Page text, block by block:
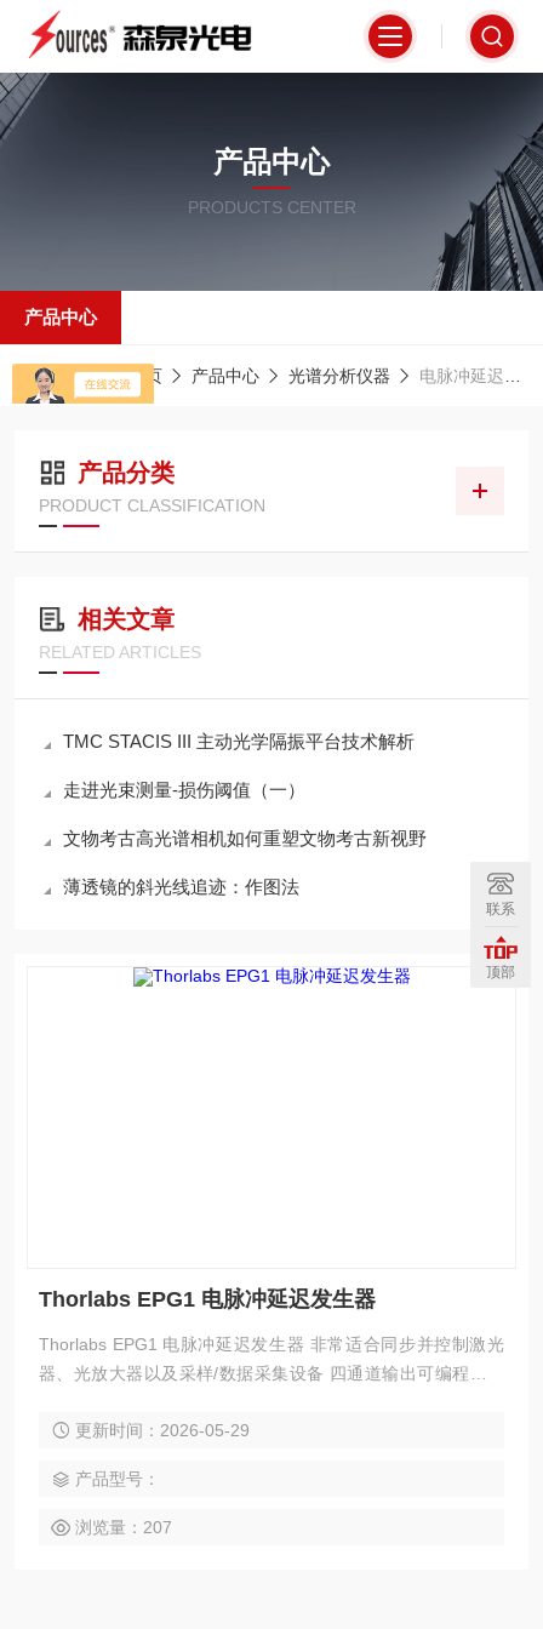
产品中心
PRODUCTS CENTER
产品中心
当前位置：首页 产品中心 光谱分析仪器 电脉冲延迟发生器
产品分类
PRODUCT CLASSIFICATION
相关文章
RELATED ARTICLES
TMC STACIS III 主动光学隔振平台技术解析
走进光束测量-损伤阈值（一）
文物考古高光谱相机如何重塑文物考古新视野
薄透镜的斜光线追迹：作图法
Thorlabs EPG1 电脉冲延迟发生器
Thorlabs EPG1 电脉冲延迟发生器 非常适合同步并控制激光
器、光放大器以及采样/数据采集设备 四通道输出可编程延迟
40 ps 高脉冲重复频率：最高可达200 MHz
更新时间：2026-05-29
产品型号：
浏览量：207
联系
顶部